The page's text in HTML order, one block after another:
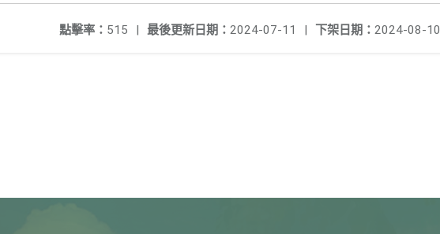
下架日期： 2024-08-10
最後更新日期： 2024-07-11 |
點擊率： 515 |